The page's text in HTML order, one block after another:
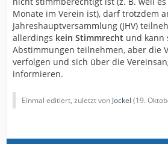
Monate im Verein ist), darf trotzdem
Jahreshauptversammlung (JHV)
allerdings kein Stimmrecht und kann
Abstimmungen teilnehmen, aber die
verfolgen und sich über die
informieren.
Einmal editiert, zuletzt von Jockel (19.